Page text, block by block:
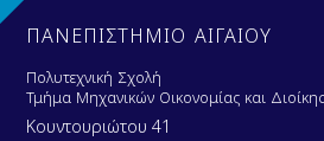
ΠΑΝΕΠΙΣΤΗΜΙΟ ΑΙΓΑΙΟΥ
Πολυτεχνική Σχολή
Τμήμα Μηχανικών Οικονομίας και
Κουντουριώτου 41